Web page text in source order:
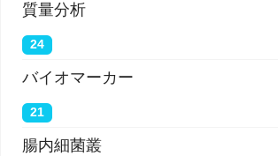
質量分析
24
バイオマーカー
21
腸内細菌叢